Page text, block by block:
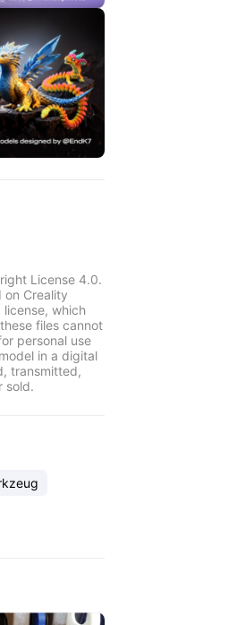
License 4.0.
on Creality
which
files cannot
personal use
in a digital
transmitted,
sold.